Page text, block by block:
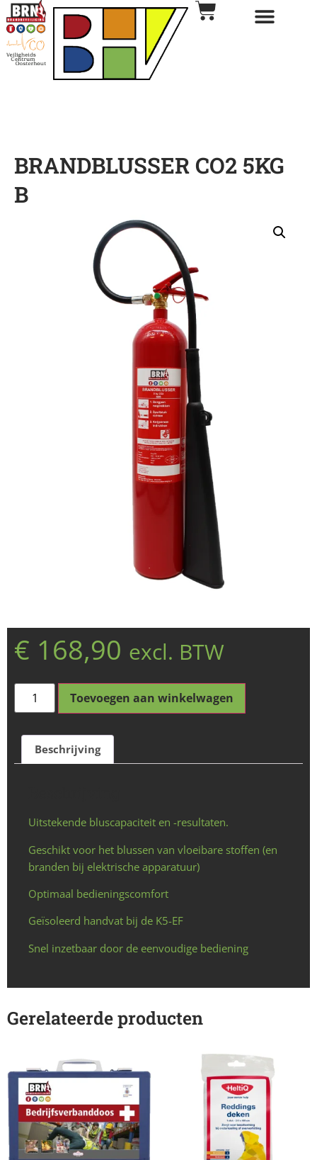
BRANDBLUSSER CO2 5KG
B
€ 168,90 excl. BTW
Toevoegen aan winkelwagen
Beschrijving
Uitstekende bluscapaciteit en -resultaten.
Geschikt voor het blussen van vloeibare stoffen (en
branden bij elektrische apparatuur)
Optimaal bedieningscomfort
Geïsoleerd handvat bij de K5-EF
Snel inzetbaar door de eenvoudige bediening
Gerelateerde producten